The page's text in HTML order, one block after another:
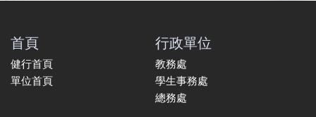
首頁
健行首頁
單位首頁
行政單位
教務處
學生事務處
總務處